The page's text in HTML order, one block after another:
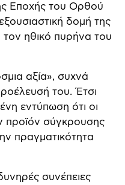
Εποχής του Ορθού
δομή της
ηθικό πυρήνα του
αξία», συχνά
του. Έτσι
εντύπωση ότι οι
προϊόν σύγκρουσης
πραγματικότητα
συνέπειες